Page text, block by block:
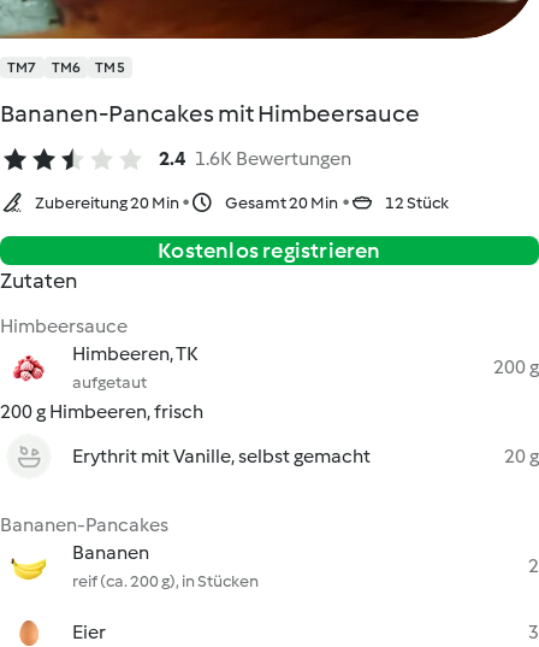
TM7 TM6 TM5
Bananen-Pancakes mit Himbeersauce
2.4 1.6K Bewertungen
Zubereitung 20 Min Gesamt 20 Min 12 Stück
Kostenlos registrieren
Zutaten
Himbeersauce
Himbeeren, TK
aufgetaut
200 g
200 g Himbeeren, frisch
Erythrit mit Vanille, selbst gemacht
20 g
Bananen-Pancakes
Bananen
reif (ca. 200 g), in Stücken
2
Eier 3